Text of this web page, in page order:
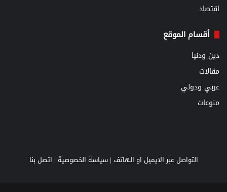
اقتصاد
أقسام الموقع
دين ودنيا
مقالات
عربي ودولي
منوعات
التواصل عبر الايميل او الهاتف |سياسة الخصوصية | اتصل بنا